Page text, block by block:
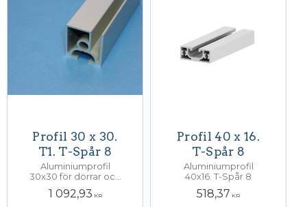
Profil 30 x 30.
T1. T-Spår 8
Aluminiumprofil
30x30 för dörrar och
paneler; tjocklek 4-
1 092,93 KR
Profil 40 x 16.
T-Spår 8
Aluminiumprofil
40x16. T-Spår 8
518,37 KR